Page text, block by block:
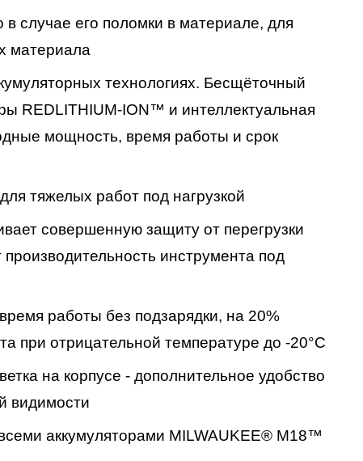
случае его поломки в материале, для
материала
технологиях. Бесщёточный
REDLITHIUM-ION™ и интеллектуальная
мощность, время работы и срок
тяжелых работ под нагрузкой
совершенную защиту от перегрузки
инструмента под
работы без подзарядки, на 20%
при отрицательной температуре до -20°С
на корпусе - дополнительное удобство
видимости
аккумуляторами MILWAUKEE® M18™